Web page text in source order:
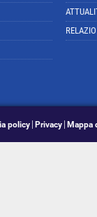
policy Privacy Mappa